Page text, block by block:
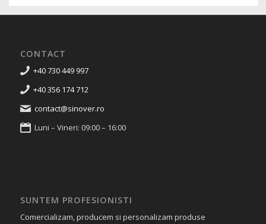
CONTACT
+40 730 449 997
+40 356 174 712
contact@sinover.ro
Luni – Vineri: 09:00 – 16:00
SUNTEM PROFESIONISTI
Comercializam, producem si personalizam produse